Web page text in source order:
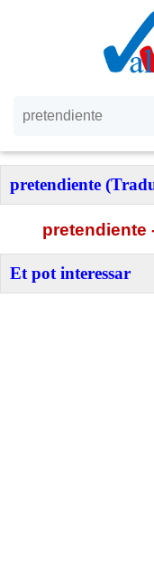
pretendiente
pretendiente
Et pot interessar